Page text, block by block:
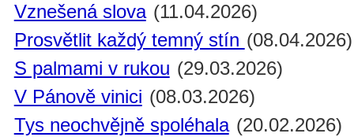
Vznešená slova (11.04.2026)
Prosvětlit každý temný stín (08.04.2026)
S palmami v rukou (29.03.2026)
V Pánově vinici (08.03.2026)
Tys neochvějně spoléhala (20.02.2026)